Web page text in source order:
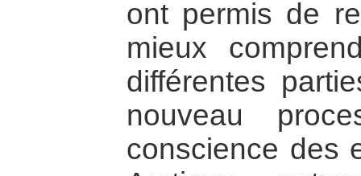
ont permis de
mieux
différentes
nouveau
conscience des